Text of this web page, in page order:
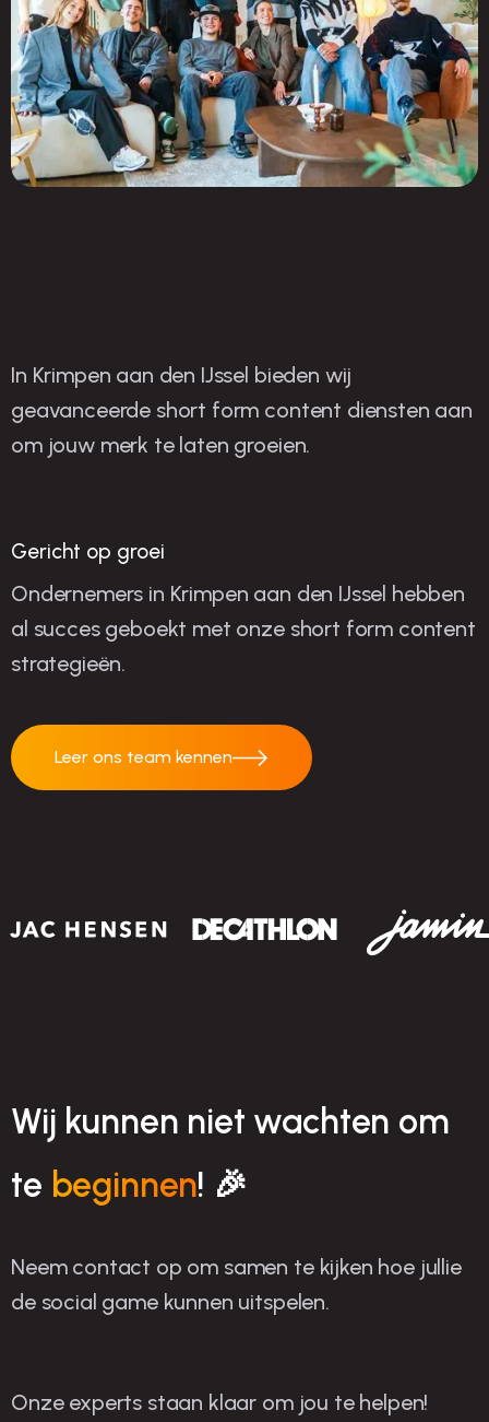
O
nze strategieën voor
succes
In Krimpen aan den IJssel bieden wij
geavanceerde short form content diensten aan
om jouw merk te laten groeien.
Gericht op groei
Ondernemers in Krimpen aan den IJssel hebben
al succes geboekt met onze short form content
strategieën.
Leer ons team kennen
Wij kunnen niet wachten om
te beginnen! 🎉
Neem contact op om samen te kijken hoe jullie
de social game kunnen uitspelen.
Onze experts staan klaar om jou te helpen!